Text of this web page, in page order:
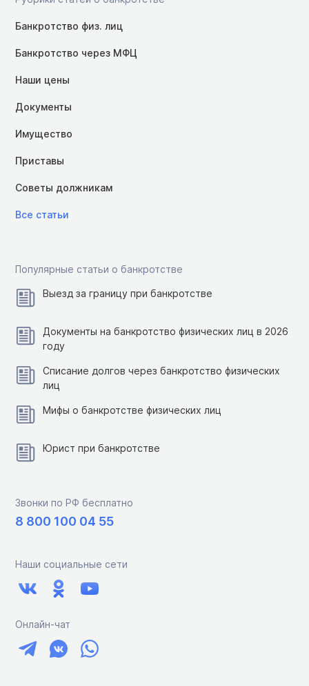
Банкротство физ. лиц
Банкротство через МФЦ
Наши цены
Документы
Имущество
Приставы
Советы должникам
Все статьи
Популярные статьи о банкротстве
Выезд за границу при банкротстве
Документы на банкротство физических лиц в 2026
году
Списание долгов через банкротство физических
лиц
Мифы о банкротстве физических лиц
Юрист при банкротстве
Звонки по РФ бесплатно
8 800 100 04 55
Наши социальные сети
Онлайн-чат